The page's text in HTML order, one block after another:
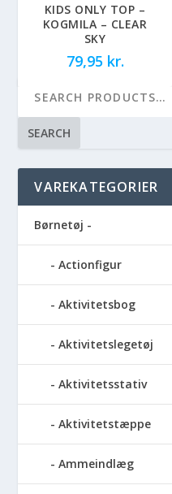
KIDS ONLY TOP –
KOGMILA – CLEAR
SKY
79,95 kr.
SEARCH
VAREKATEGORIER
Børnetøj -
Actionfigur
Aktivitetsbog
Aktivitetslegetøj
Aktivitetsstativ
Aktivitetstæppe
Ammeindlæg